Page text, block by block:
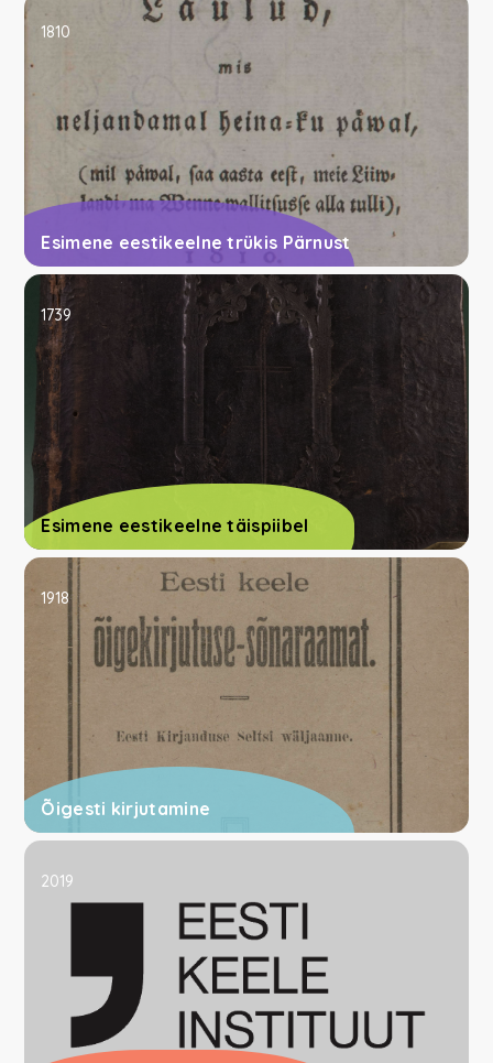
Esimene eestikeelne trükis Pärnust
1810
Esimene eestikeelne täispiibel
1739
Õigesti kirjutamine
1918
2019